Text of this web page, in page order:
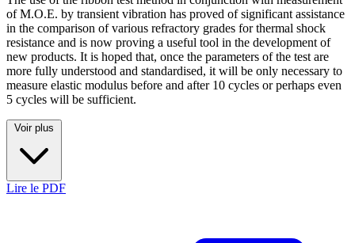
of M.O.E. by transient vibration has proved of significant assistance
in the comparison of various refractory grades for thermal shock
resistance and is now proving a useful tool in the development of
new products. It is hoped that, once the parameters of the test are
more fully understood and standardised, it will be only necessary to
measure elastic modulus before and after 10 cycles or perhaps even
5 cycles will be sufficient.
Voir plus
Lire le PDF